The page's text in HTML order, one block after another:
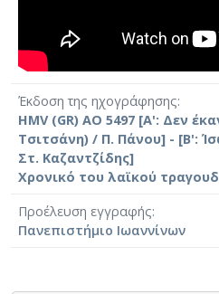
Έκδοση της ηχογράφησης
HMV (GR) AO 5497 [Α': Δεν
Τσιτσάνη) / Π. Πάνου] - [Β':
Στ. Καζαντζίδης]
Χρονικό του λαϊκού
Προέλευση εγγραφής
Πανεπιστήμιο Ιωαννίνων